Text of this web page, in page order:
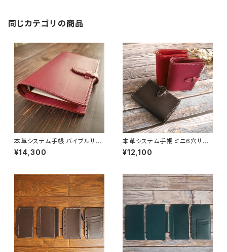
同じカテゴリの商品
本革システム手帳 バイブルサイ
ズ [カラー選択可] [受注生産]
¥14,300
本革システム手帳 ミニ6穴サイ
ズ 名入れ刻印対応 [カラー選択
可・受注生産]
¥12,100